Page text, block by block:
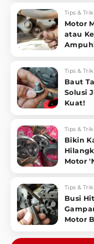
Tips & Trik
Motor
atau
Tips & Trik
Baut
Solusi
Kuat!
Tips & Trik
Bikin
Motor
Tips & Trik
Busi
Motor